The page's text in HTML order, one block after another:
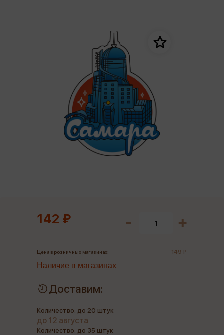
142 ₽
Цена в розничных магазинах: 149 ₽
Наличие в магазинах
Доставим:
Количество: до 20 штук
до 12 августа
Количество: до 35 штук